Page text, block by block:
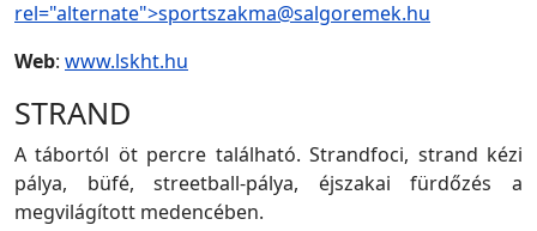
rel="alternate">sportszakma@salgoremek.hu
Web: www.lskht.hu
STRAND
A tábortól öt percre található. Strandfoci, strand kézi
pálya, büfé, streetball-pálya, éjszakai fürdőzés a
megvilágított medencében.